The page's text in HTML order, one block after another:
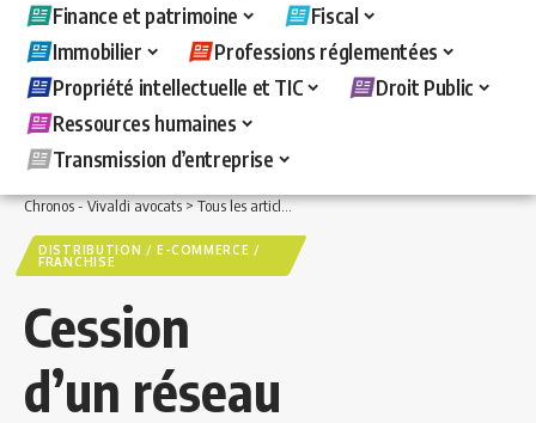
Finance et patrimoine
Fiscal
Immobilier
Professions réglementées
Propriété intellectuelle et TIC
Droit Public
Ressources humaines
Transmission d’entreprise
Chronos - Vivaldi avocats>Tous les articles >Concurrence / Consommation /
DISTRIBUTION / E-COMMERCE /
FRANCHISE
Cession
d’un réseau